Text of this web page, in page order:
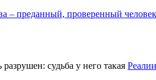
– преданный, проверенный
Реалии